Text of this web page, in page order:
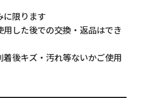
限ります
した後での交換・返品はでき
後キズ・汚れ等ないかご使用